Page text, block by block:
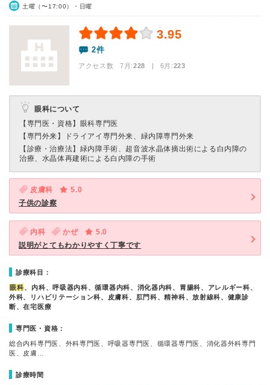
土曜（〜17:00）・日曜
3.95
2件
アクセス数 7月:228 | 6月:223
眼科について
【専門医・資格】 眼科専門医
【専門外来】
ドライアイ専門外来、緑内障専門外来
【診療・治療法】 緑内障手術、超音波水晶体摘出術による白内障の
治療、水晶体再建術による白内障の手術
皮膚科
5.0
子供の診察
内科 かぜ
5.0
説明がとてもわかりやすく丁寧です
診療科目：
眼科、内科、呼吸器内科、循環器内科、消化器内科、胃腸科、アレルギー科、
外科、リハビリテーション科、皮膚科、肛門科、精神科、放射線科、健康診
断、在宅医療
専門医・資格：
総合内科専門医、外科専門医、呼吸器専門医、循環器専門医、消化器外科専門
医、皮膚…
診療時間